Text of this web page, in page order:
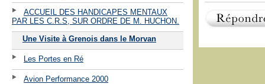
ACCUEIL DES HANDICAPES MENTAUX
PAR LES C.R.S, SUR ORDRE DE M. HUCHON.
Une Visite à Grenois dans le Morvan
Les Portes en Ré
Avion Performance 2000